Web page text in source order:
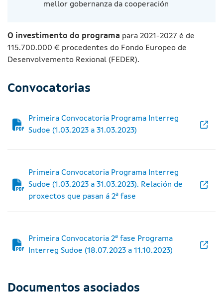
mellor gobernanza da cooperación
O investimento do programa para 2021-2027 é de
115.700.000 € procedentes do Fondo Europeo de
Desenvolvemento Rexional (FEDER).
Convocatorias
Primeira Convocatoria Programa Interreg
Sudoe (1.03.2023 a 31.03.2023)
Primeira Convocatoria Programa Interreg
Sudoe (1.03.2023 a 31.03.2023). Relación de
proxectos que pasan á 2ª fase
Primeira Convocatoria 2ª fase Programa
Interreg Sudoe (18.07.2023 a 11.10.2023)
Documentos asociados